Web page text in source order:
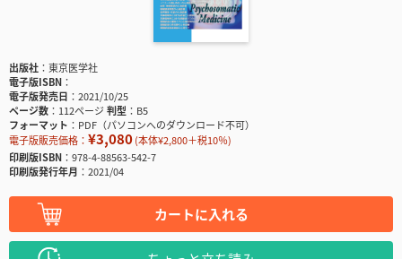
出版社
東京医学社
電子版ISBN
電子版発売日
2021/10/25
ページ数
112ページ判型
B5
フォーマット
PDF（パソコンへのダウンロード不可）
電子版販売価格： ¥3,080(本体¥2,800＋税10％)
印刷版ISBN
978-4-88563-542-7
印刷版発行年月
2021/04
カートに入れる